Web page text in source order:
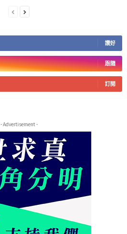
讚好
跟隨
訂閱
- Advertisement -